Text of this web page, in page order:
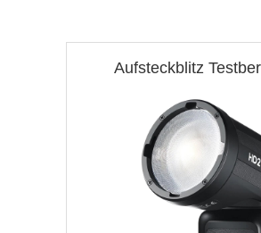
Aufsteckblitz